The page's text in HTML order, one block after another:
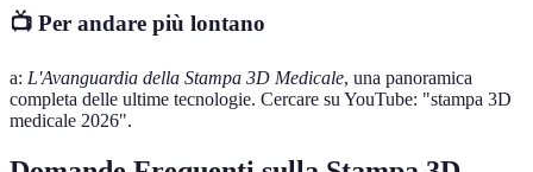
📺 Per andare più lontano
a: L'Avanguardia della Stampa 3D Medicale, una panoramica
completa delle ultime tecnologie. Cercare su YouTube: "stampa 3D
medicale 2026".